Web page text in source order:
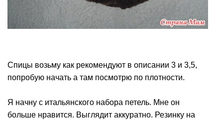
Спицы возьму как рекомендуют в описании 3 и 3,5,
попробую начать а там посмотрю по плотности.
Я начну с итальянского набора петель. Мне он
больше нравится. Выглядит аккуратно. Резинку на